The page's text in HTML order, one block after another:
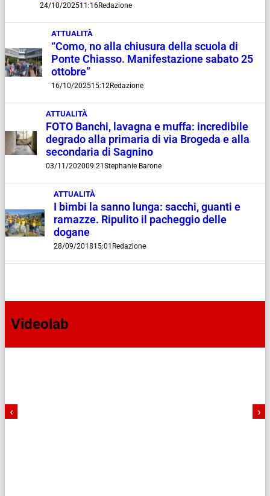
24/10/202511:16Redazione
ATTUALITÀ
“Como, no alla chiusura della scuola di
Ponte Chiasso. Manifestazione sabato 25
ottobre”
16/10/202515:12Redazione
ATTUALITÀ
FOTO Banchi, lavagna e muffa: incredibile
degrado alla primaria di via Brogeda e alla
secondaria di Sagnino
03/11/202009:21Stephanie Barone
ATTUALITÀ
I bimbi la sanno lunga: sacchi, guanti e
ramazze. Ripulito il pacheggio delle
dogane
28/09/201815:01 Redazione
Videolab
‹ ›